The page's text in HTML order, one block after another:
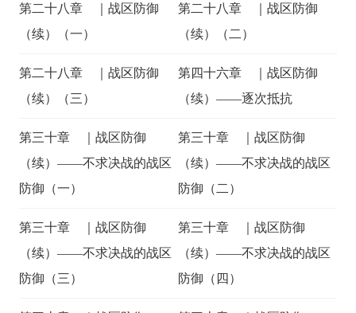
第二十八章 ｜战区防御
（续）（一）
第二十八章 ｜战区防御
（续）（二）
第二十八章 ｜战区防御
（续）（三）
第四十六章 ｜战区防御
（续）——逐次抵抗
第三十章 ｜战区防御
（续）——不求决战的战区
防御（一）
第三十章 ｜战区防御
（续）——不求决战的战区
防御（二）
第三十章 ｜战区防御
（续）——不求决战的战区
防御（三）
第三十章 ｜战区防御
（续）——不求决战的战区
防御（四）